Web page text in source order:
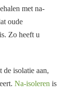
met na-
oude
Zo heeft u
de isolatie aan,
Na-isoleren is